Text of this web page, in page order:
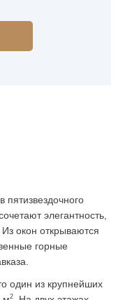
элегантность,
окон открываются
горные
один из крупнейших
2